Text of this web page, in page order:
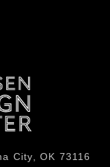
City, OK 73116